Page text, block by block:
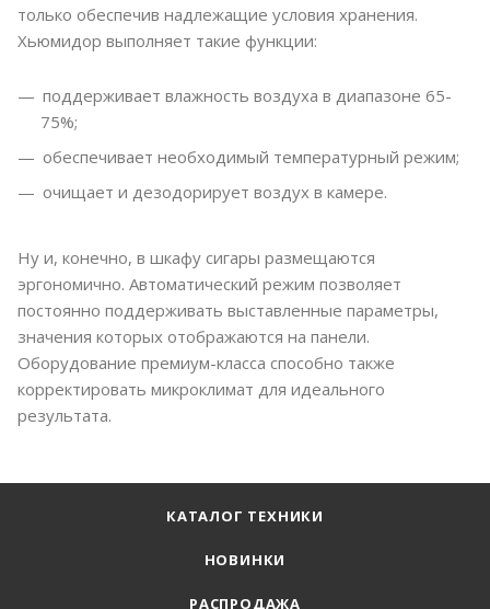
только обеспечив надлежащие условия хранения.
Хьюмидор выполняет такие функции:
поддерживает влажность воздуха в диапазоне 65-
75%;
обеспечивает необходимый температурный режим;
очищает и дезодорирует воздух в камере.
Ну и, конечно, в шкафу сигары размещаются
эргономично. Автоматический режим позволяет
постоянно поддерживать выставленные параметры,
значения которых отображаются на панели.
Оборудование премиум-класса способно также
корректировать микроклимат для идеального
результата.
КАТАЛОГ ТЕХНИКИ
НОВИНКИ
РАСПРОДАЖА